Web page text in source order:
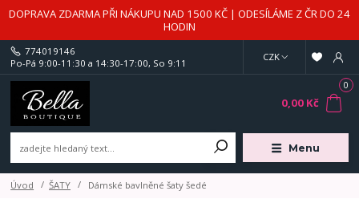
DOPRAVA ZDARMA PŘI NÁKUPU NAD 1500 KČ | ODESÍLÁME Z ČR DO 24
HODIN
Menu
CZK
774019146
Po-Pá 9:00-11:30 a 14:30-17:00, So 9:11
0
0,00 Kč
Úvod ŠATY Dámské bavlněné šaty šedé